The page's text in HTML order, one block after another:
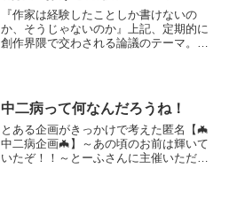
す。まずは、創作（小説...
『作家は経験したことしか書けないの
か、そうじゃないのか』上記、定期的に
創作界隈で交わされる論議のテーマ。と
中二病って何なんだろうね！
とある企画がきっかけで考えた匿名【🦇
中二病企画🦇】～あの頃のお前は輝いて
いたぞ！！～とーふさんに主催いただい